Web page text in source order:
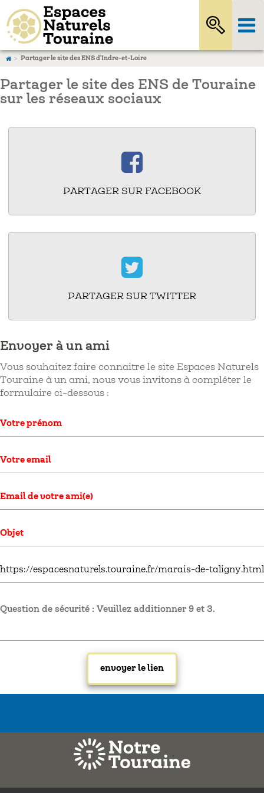
Partager le site des ENS d'Indre-et-Loire
Partager le site des ENS de Touraine
sur les réseaux sociaux
PARTAGER SUR FACEBOOK
PARTAGER SUR TWITTER
Envoyer à un ami
Vous souhaitez faire connaitre le site Espaces Naturels
Touraine à un ami, nous vous invitons à compléter le
formulaire ci-dessous :
Question de sécurité : Veuillez additionner 9 et 3.